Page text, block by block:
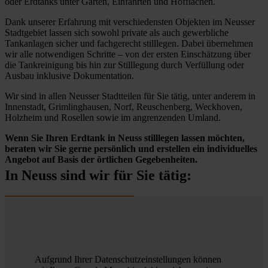
Dank unserer Erfahrung mit verschiedensten Objekten im Neusser
Stadtgebiet lassen sich sowohl private als auch gewerbliche
Tankanlagen sicher und fachgerecht stilllegen. Dabei übernehmen
wir alle notwendigen Schritte – von der ersten Einschätzung über
die Tankreinigung bis hin zur Stilllegung durch Verfüllung oder
Ausbau inklusive Dokumentation.
Wir sind in allen Neusser Stadtteilen für Sie tätig, unter anderem in
Innenstadt, Grimlinghausen, Norf, Reuschenberg, Weckhoven,
Holzheim und Rosellen sowie im angrenzenden Umland.
Wenn Sie Ihren Erdtank in Neuss stilllegen lassen möchten,
beraten wir Sie gerne persönlich und erstellen ein individuelles
Angebot auf Basis der örtlichen Gegebenheiten.
In Neuss sind wir für Sie tätig:
Aufgrund Ihrer Datenschutzeinstellungen können